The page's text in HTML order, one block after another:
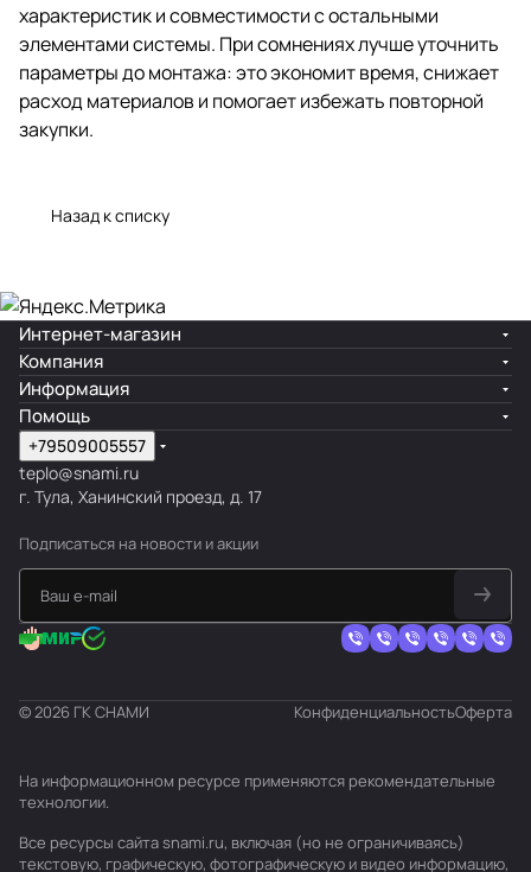
характеристик и совместимости с остальными
элементами системы. При сомнениях лучше уточнить
параметры до монтажа: это экономит время, снижает
расход материалов и помогает избежать повторной
закупки.
Назад к списку
Интернет-магазин
Компания
Информация
Помощь
+79509005557
teplo@snami.ru
г. Тула, Ханинский проезд, д. 17
Подписаться на новости и акции
© 2026 ГК СНАМИ КонфиденциальностьОферта
На информационном ресурсе применяются рекомендательные
технологии.
Все ресурсы сайта snami.ru, включая (но не ограничиваясь)
текстовую, графическую, фотографическую и видео информацию,